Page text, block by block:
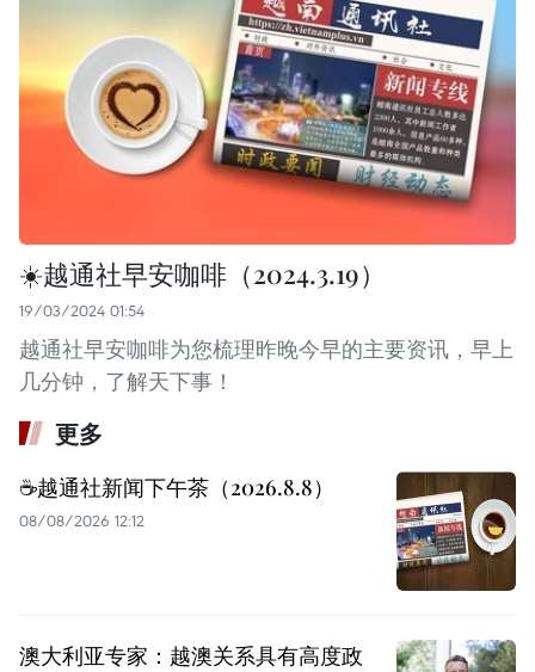
☀️越通社早安咖啡（2024.3.19）
19/03/2024 01:54
越通社早安咖啡为您梳理昨晚今早的主要资讯，早上
几分钟，了解天下事！
更多
☕️越通社新闻下午茶（2026.8.8）
08/08/2026 12:12
澳大利亚专家：越澳关系具有高度政